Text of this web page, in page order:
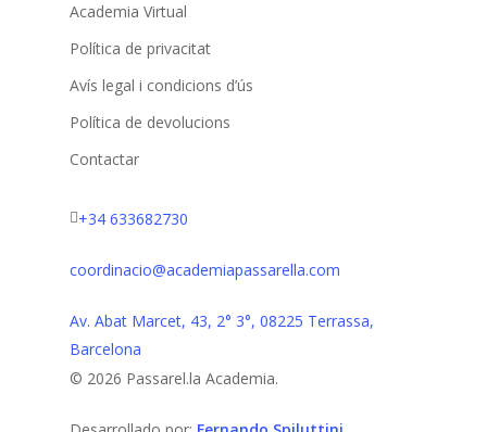
Academia Virtual
Política de privacitat
Avís legal i condicions d’ús
Política de devolucions
Contactar
+34 633682730
coordinacio@academiapassarella.com
Av. Abat Marcet, 43, 2° 3°, 08225 Terrassa,
Barcelona
© 2026 Passarel.la Academia.